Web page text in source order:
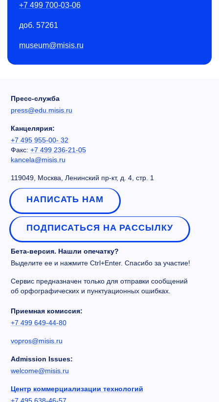
+7 499 700-03-06
доб. 57261
museum@misis.ru
Пресс-служба
press@edu.misis.ru
Канцелярия:
+7 495 955-00- 32
Факс: +7 499 236-21-05
kancela@misis.ru
119049, Москва, Ленинский пр-кт, д. 4, стр. 1
НАПИСАТЬ НАМ
ПОДПИСАТЬСЯ НА РАССЫЛКУ
Бета-версия. Нашли опечатку?
Выделите ее и нажмите Ctrl+Enter. Спасибо за участие!
Сервис предназначен только для отправки сообщений
об орфографических и пунктуационных ошибках.
Приемная комиссия:
+7 499 649-44-80
vopros@misis.ru
Admission Issues:
welcome@misis.ru
Центр коммерциализации технологий